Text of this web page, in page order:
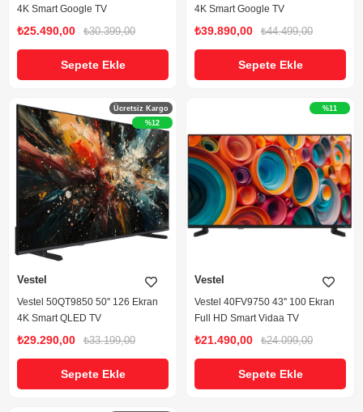
4K Smart Google TV
₺25.490,00 ₺30.399,00
Sepete Ekle
4K Smart Google TV
₺39.890,00 ₺44.499,00
Sepete Ekle
Vestel
Vestel 50QT9850 50'' 126 Ekran
4K Smart QLED TV
₺29.290,00 ₺33.199,00
Sepete Ekle
Ücretsiz Kargo
%12
Vestel
Vestel 40FV9750 43'' 100 Ekran
Full HD Smart Vidaa TV
₺21.490,00 ₺24.099,00
Sepete Ekle
%11